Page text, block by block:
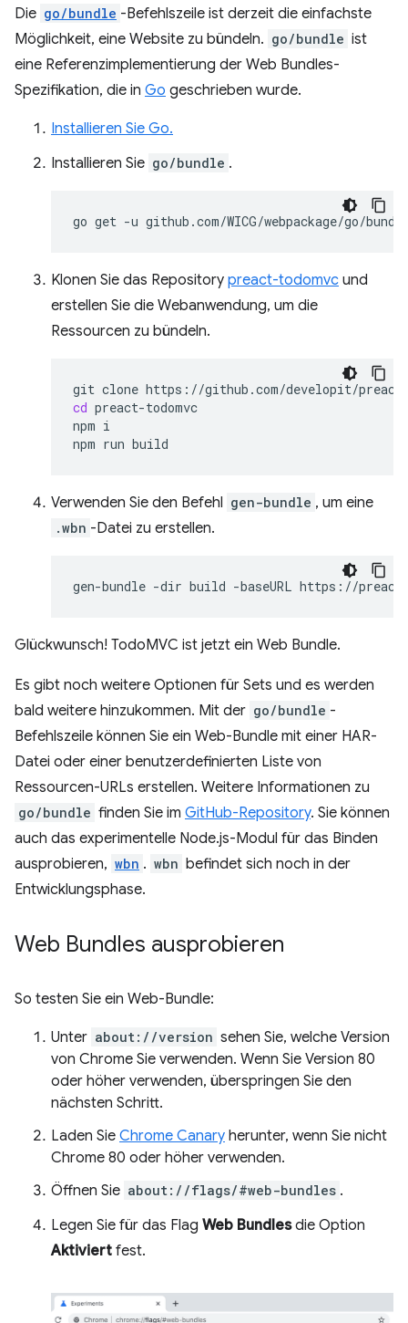
Die go/bundle -Befehlszeile ist derzeit die einfachste
Möglichkeit, eine Website zu bündeln. go/bundle ist
eine Referenzimplementierung der Web Bundles-
Spezifikation, die in Go geschrieben wurde.
Installieren Sie Go.
Installieren Sie go/bundle .
go get -u
Klonen Sie das Repository preact-todomvc und
erstellen Sie die Webanwendung, um die
Ressourcen zu bündeln.
git clone
cd preact-todomvc
npm i
npm run
Verwenden Sie den Befehl gen-bundle , um eine
.wbn -Datei zu erstellen.
gen-bundle -dir build -baseURL https://preact-
Glückwunsch! TodoMVC ist jetzt ein Web Bundle.
Es gibt noch weitere Optionen für Sets und es werden
bald weitere hinzukommen. Mit der go/bundle -
Befehlszeile können Sie ein Web-Bundle mit einer HAR-
Datei oder einer benutzerdefinierten Liste von
Ressourcen-URLs erstellen. Weitere Informationen zu
go/bundle finden Sie im GitHub-Repository. Sie können
auch das experimentelle Node.js-Modul für das Binden
ausprobieren, wbn . wbn befindet sich noch in der
Entwicklungsphase.
Web Bundles ausprobieren
So testen Sie ein Web-Bundle:
Unter about://version sehen Sie, welche Version
von Chrome Sie verwenden. Wenn Sie Version 80
oder höher verwenden, überspringen Sie den
nächsten Schritt.
Laden Sie Chrome Canary herunter, wenn Sie nicht
Chrome 80 oder höher verwenden.
Öffnen Sie about://flags/#web-bundles .
Legen Sie für das Flag Web Bundlesdie Option
Aktiviert fest.